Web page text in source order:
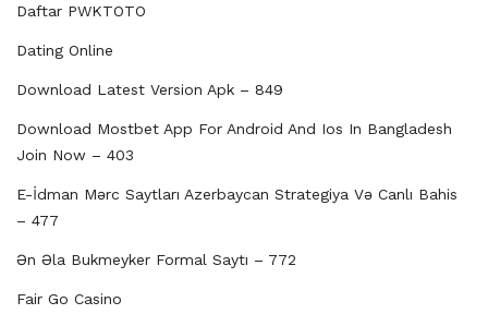
Daftar PWKTOTO
Dating Online
Download Latest Version Apk – 849
Download Mostbet App For Android And Ios In Bangladesh
Join Now – 403
E-İdman Mərc Saytları Azerbaycan Strategiya Və Canlı Bahis
– 477
Ən Əla Bukmeyker Formal Saytı – 772
Fair Go Casino